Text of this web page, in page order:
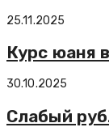
25.11.2025
Курс юаня
30.10.2025
Слабый